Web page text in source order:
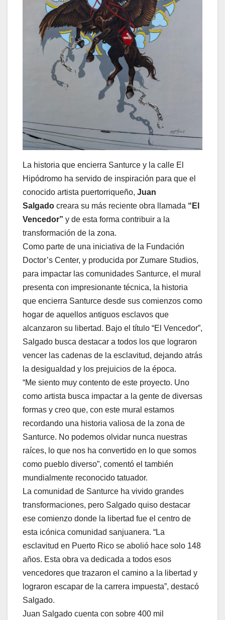
La historia que encierra Santurce y la calle El
Hipódromo ha servido de inspiración para que el
conocido artista puertorriqueño, Juan
Salgado creara su más reciente obra llamada “El
Vencedor” y de esta forma contribuir a la
transformación de la zona.
Como parte de una iniciativa de la Fundación
Doctor’s Center, y producida por Zumare Studios,
para impactar las comunidades Santurce, el mural
presenta con impresionante técnica, la historia
que encierra Santurce desde sus comienzos como
hogar de aquellos antiguos esclavos que
alcanzaron su libertad. Bajo el título “El Vencedor”,
Salgado busca destacar a todos los que lograron
vencer las cadenas de la esclavitud, dejando atrás
la desigualdad y los prejuicios de la época.
“Me siento muy contento de este proyecto. Uno
como artista busca impactar a la gente de diversas
formas y creo que, con este mural estamos
recordando una historia valiosa de la zona de
Santurce. No podemos olvidar nunca nuestras
raíces, lo que nos ha convertido en lo que somos
como pueblo diverso”, comentó el también
mundialmente reconocido tatuador.
La comunidad de Santurce ha vivido grandes
transformaciones, pero Salgado quiso destacar
ese comienzo donde la libertad fue el centro de
esta icónica comunidad sanjuanera. “La
esclavitud en Puerto Rico se abolió hace solo 148
años. Esta obra va dedicada a todos esos
vencedores que trazaron el camino a la libertad y
lograron escapar de la carrera impuesta”, destacó
Salgado.
Juan Salgado cuenta con sobre 400 mil